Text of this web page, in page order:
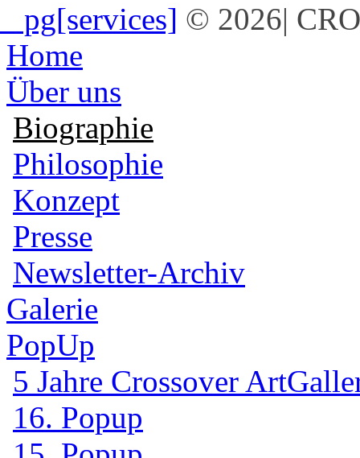
_ pg[services] © 2026|
Home
Über uns
Biographie
Philosophie
Konzept
Presse
Newsletter-Archiv
Galerie
PopUp
5 Jahre Crossover
16. Popup